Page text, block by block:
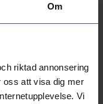
Om
riktad annonsering
oss att visa dig mer
Vi